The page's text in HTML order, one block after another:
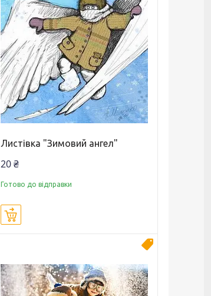
Листівка "Зимовий ангел"
20 ₴
Готово до відправки